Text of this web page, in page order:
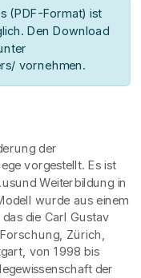
(PDF-Format) ist
Den Download
vornehmen.
der
vorgestellt. Es ist
Weiterbildung in
wurde aus einem
die Carl Gustav
Zürich,
von 1998 bis
der